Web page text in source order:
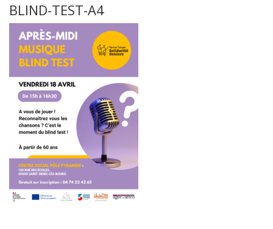
BLIND-TEST-A4